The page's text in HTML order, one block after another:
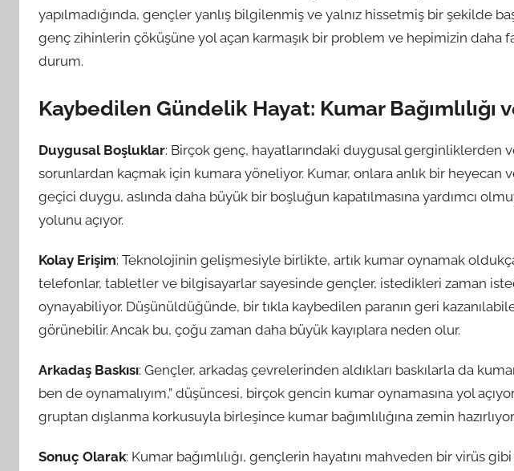
yapılmadığında, gençler yanlış bilgilenmiş ve yalnız hissetmiş bir şekilde baş
genç zihinlerin çöküşüne yol açan karmaşık bir problem ve hepimizin daha
durum.
Kaybedilen Gündelik Hayat: Kumar Bağımlılığı
Duygusal Boşluklar: Birçok genç, hayatlarındaki duygusal gerginliklerden
sorunlardan kaçmak için kumara yöneliyor. Kumar, onlara anlık bir heyecan
geçici duygu, aslında daha büyük bir boşluğun kapatılmasına yardımcı
yolunu açıyor.
Kolay Erişim: Teknolojinin gelişmesiyle birlikte, artık kumar oynamak
telefonlar, tabletler ve bilgisayarlar sayesinde gençler, istedikleri zaman
oynayabiliyor. Düşünüldüğünde, bir tıkla kaybedilen paranın geri
görünebilir. Ancak bu, çoğu zaman daha büyük kayıplara neden olur.
Arkadaş Baskısı: Gençler, arkadaş çevrelerinden aldıkları baskılarla da
ben de oynamalıyım,” düşüncesi, birçok gencin kumar oynamasına yol
gruptan dışlanma korkusuyla birleşince kumar bağımlılığına zemin hazırlıyor.
Sonuç Olarak: Kumar bağımlılığı, gençlerin hayatını mahveden bir virüs